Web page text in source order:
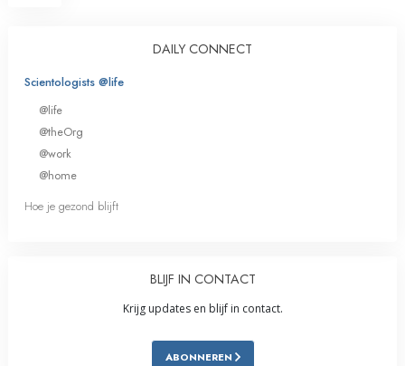
DAILY CONNECT
Scientologists @life
@life
@theOrg
@work
@home
Hoe je gezond blijft
BLIJF IN CONTACT
Krijg updates en blijf in contact.
ABONNEREN